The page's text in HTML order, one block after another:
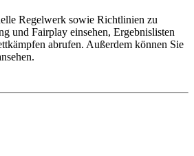
Regelwerk sowie Richtlinien zu
und Fairplay einsehen, Ergebnislisten
abrufen. Außerdem können Sie